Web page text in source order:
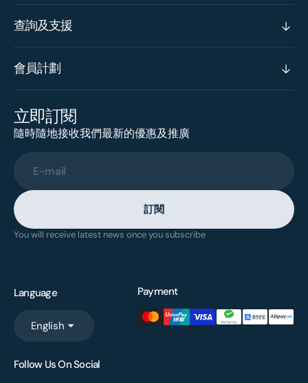
查詢及支援
會員計劃
立即訂閱
隨時隨地接收我們最新的優惠及推廣
E-mail
訂閱
You will receive latest news once you subscribe
Language
English
Payment
Follow Us On Social